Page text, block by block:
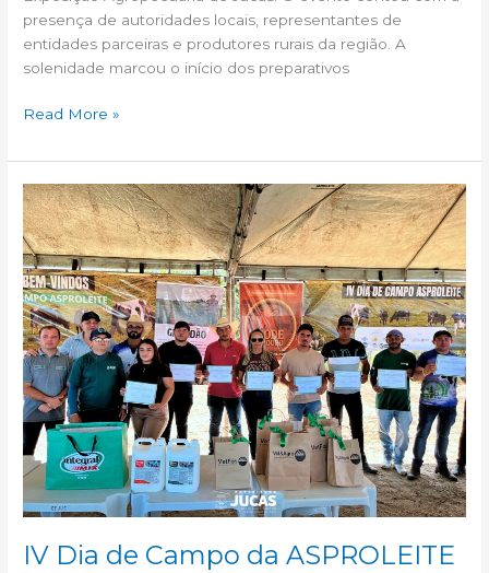
presença de autoridades locais, representantes de
entidades parceiras e produtores rurais da região. A
solenidade marcou o início dos preparativos
Read More »
IV Dia de Campo da ASPROLEITE
IV
Dia
de
Campo
da
ASPROLEITE